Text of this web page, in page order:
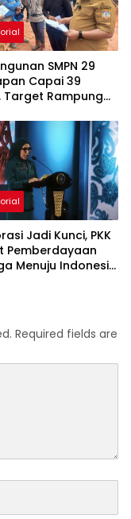
SMPN 29
Capai 39
Target Rampung
Jadi Kunci, PKK
Pemberdayaan
Menuju Indonesia
Required fields are